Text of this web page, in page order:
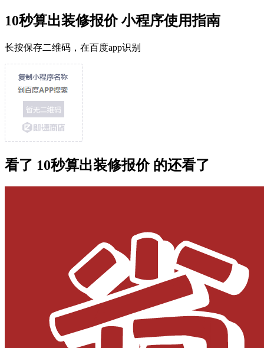
10秒算出装修报价 小程序使用指南
长按保存二维码，在百度app识别
看了 10秒算出装修报价 的还看了